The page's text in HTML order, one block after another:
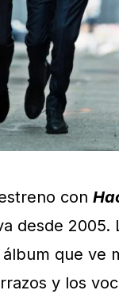
con
desde 2005.
que ve
y los